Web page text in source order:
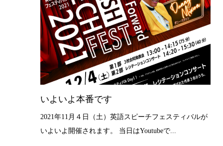
いよいよ本番です
2021年11月４日（土）英語スピーチフェスティバルが
いよいよ開催されます。 当日はYoutubeで...